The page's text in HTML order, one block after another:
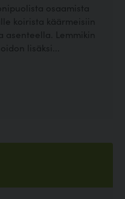
osaamista
koirista käärmeisiin
asenteella. Lemmikin
lisäksi...